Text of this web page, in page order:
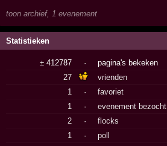
toon archief, 1 evenement
Statistieken
± 412787 ·
pagina's bekeken
27
vrienden
1
·
favoriet
1
·
evenement bezocht
2
·
flocks
1
·
poll